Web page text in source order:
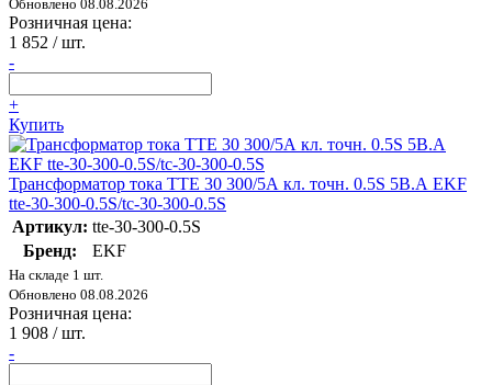
Обновлено 08.08.2026
Розничная цена:
1 852 / шт.
-
+
Купить
Трансформатор тока ТТЕ 30 300/5А кл. точн. 0.5S 5В.А EKF
tte-30-300-0.5S/tc-30-300-0.5S
Артикул: tte-30-300-0.5S
Бренд:
EKF
На складе 1 шт.
Обновлено 08.08.2026
Розничная цена:
1 908 / шт.
-